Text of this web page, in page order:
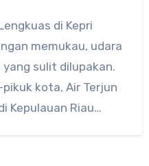
di Kepri
memukau, udara
sulit dilupakan.
kota, Air Terjun
Kepulauan Riau